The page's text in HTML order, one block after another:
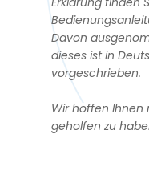
Davon
dieses ist in
vorgeschrieben.
Wir hoffen Ihnen
geholfen zu